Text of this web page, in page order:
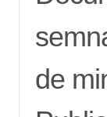
de